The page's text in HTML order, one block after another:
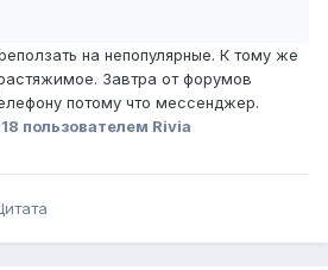
на непопулярные. К тому же
Завтра от форумов
потому что мессенджер.
пользователем Rivia